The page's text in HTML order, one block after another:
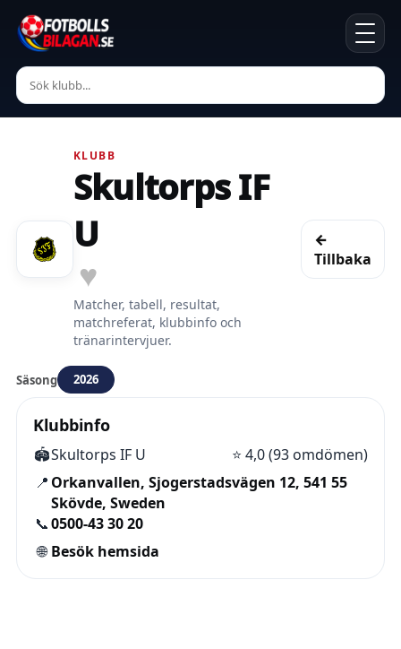
KLUBB
Skultorps IF
U
♥
Matcher, tabell, resultat,
matchreferat, klubbinfo och
tränarintervjuer.
←
Tillbaka
Säsong 2026
Klubbinfo
🏟️Skultorps IF U ⭐ 4,0 (93 omdömen)
📍 Orkanvallen, Sjogerstadsvägen 12, 541 55
Skövde, Sweden
📞0500-43 30 20
🌐 Besök hemsida